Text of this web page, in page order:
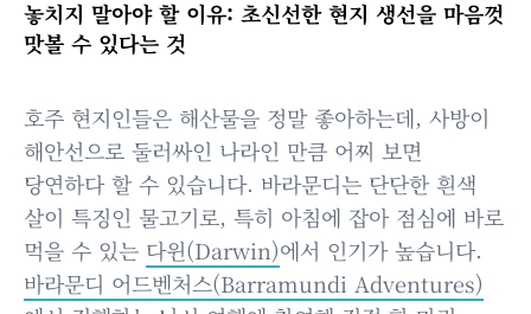
놓치지 말아야 할 이유: 초신선한 현지 생선을 마음껏
맛볼 수 있다는 것
호주 현지인들은 해산물을 정말 좋아하는데, 사방이
해안선으로 둘러싸인 나라인 만큼 어찌 보면
당연하다 할 수 있습니다. 바라문디는 단단한 흰색
살이 특징인 물고기로, 특히 아침에 잡아 점심에 바로
먹을 수 있는 다윈(Darwin)에서 인기가 높습니다.
바라문디 어드벤처스(Barramundi Adventures)